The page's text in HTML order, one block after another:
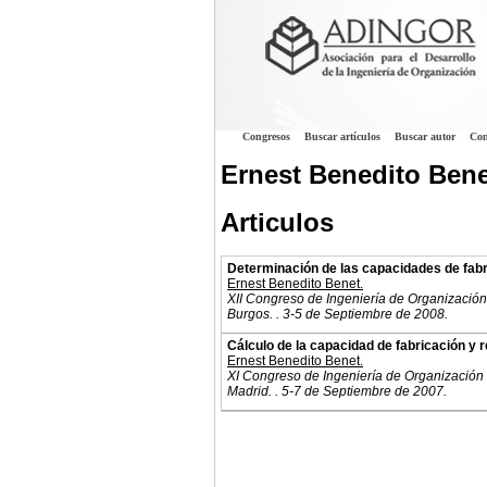
Congresos Buscar artículos Buscar autor
Ernest Benedito
Articulos
Determinación de las capacidades de
Ernest Benedito Benet.
XII Congreso de Ingeniería de Organización
Burgos. . 3-5 de Septiembre de 2008.
Cálculo de la capacidad de fabricación
Ernest Benedito Benet.
XI Congreso de Ingeniería de Organización
Madrid. . 5-7 de Septiembre de 2007.